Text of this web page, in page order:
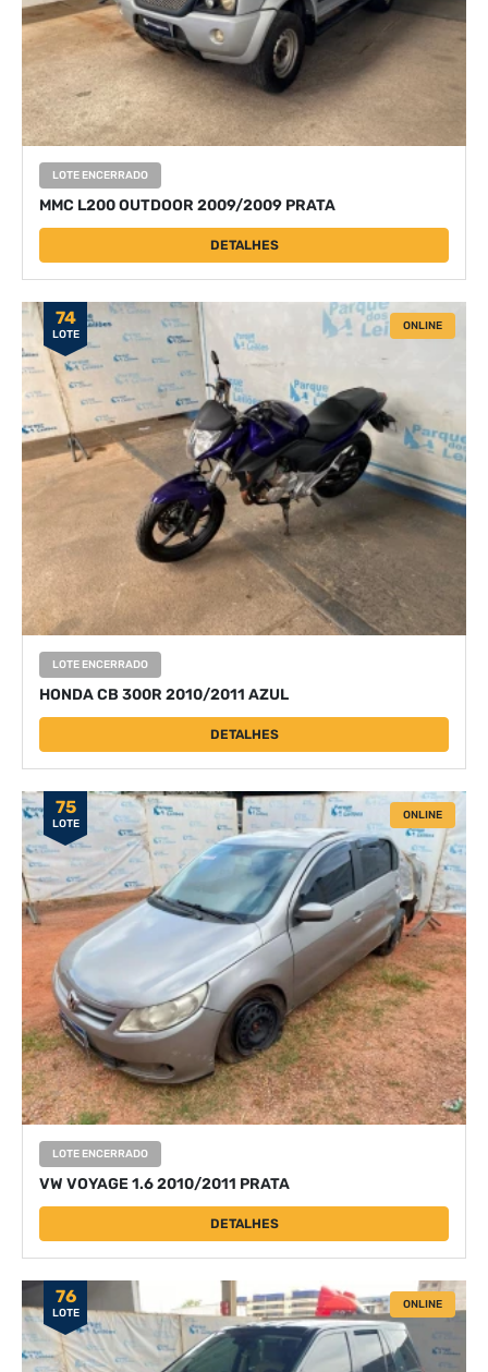
LOTE ENCERRADO
MMC L200 OUTDOOR 2009/2009 PRATA
DETALHES
74
LOTE
ONLINE
LOTE ENCERRADO
HONDA CB 300R 2010/2011 AZUL
DETALHES
75
LOTE
ONLINE
LOTE ENCERRADO
VW VOYAGE 1.6 2010/2011 PRATA
DETALHES
76
LOTE
ONLINE